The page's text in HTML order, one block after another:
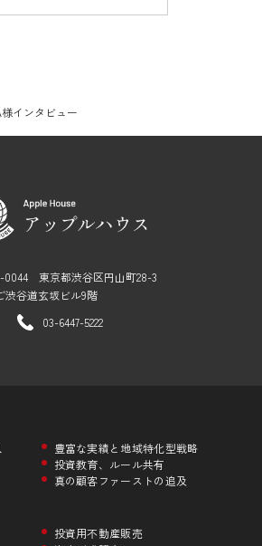
インタビュー
0044 東京都渋谷区円山町28-3
渋谷道玄坂ビル9階
03-6447-5222
豊富な実績と地域特化型戦略
投資教育、ルール共有
真の顧客ファーストの追及
投資用不動産販売